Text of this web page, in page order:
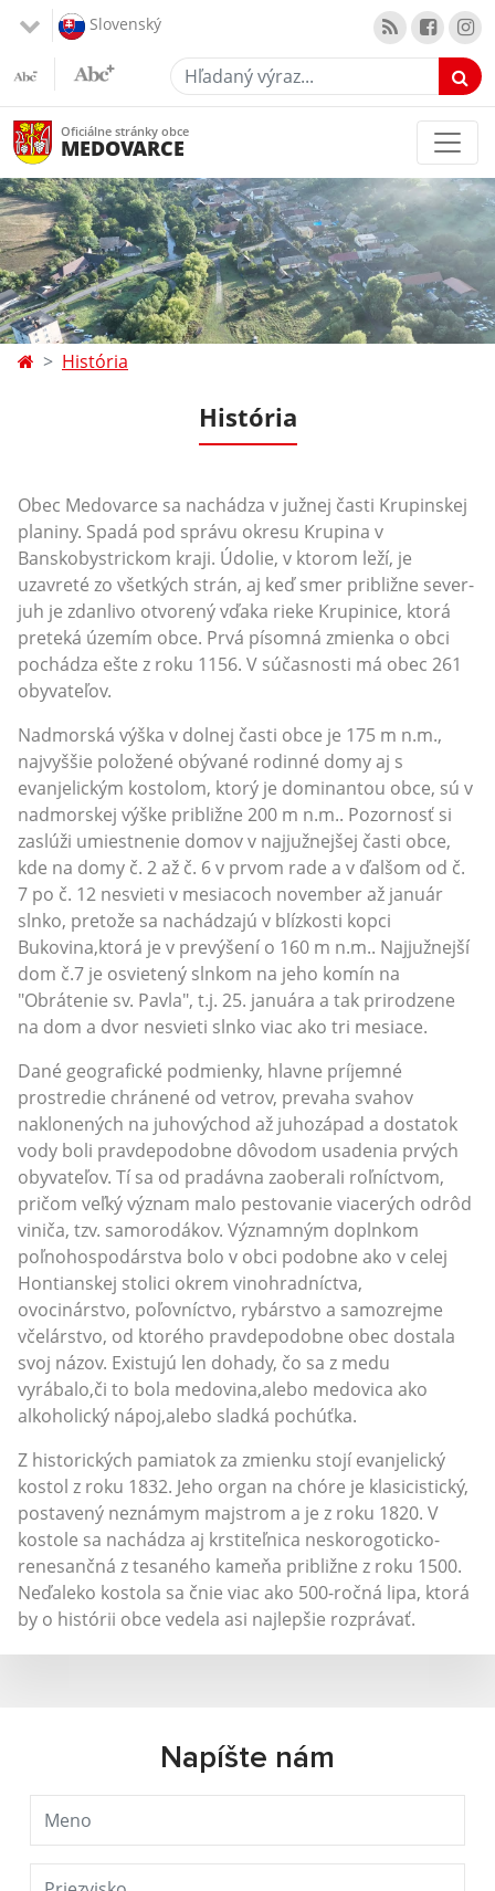
Slovenský
Hľadaný výraz...
Oficiálne stránky obce
MEDOVARCE
História
História
Obec Medovarce sa nachádza v južnej časti Krupinskej
planiny. Spadá pod správu okresu Krupina v
Banskobystrickom kraji. Údolie, v ktorom leží, je
uzavreté zo všetkých strán, aj keď smer približne sever-
juh je zdanlivo otvorený vďaka rieke Krupinice, ktorá
preteká územím obce. Prvá písomná zmienka o obci
pochádza ešte z roku 1156. V súčasnosti má obec 261
obyvateľov.
Nadmorská výška v dolnej časti obce je 175 m n.m.,
najvyššie položené obývané rodinné domy aj s
evanjelickým kostolom, ktorý je dominantou obce, sú v
nadmorskej výške približne 200 m n.m.. Pozornosť si
zaslúži umiestnenie domov v najjužnejšej časti obce,
kde na domy č. 2 až č. 6 v prvom rade a v ďalšom od č.
7 po č. 12 nesvieti v mesiacoch november až január
slnko, pretože sa nachádzajú v blízkosti kopci
Bukovina,ktorá je v prevýšení o 160 m n.m.. Najjužnejší
dom č.7 je osvietený slnkom na jeho komín na
"Obrátenie sv. Pavla", t.j. 25. januára a tak prirodzene
na dom a dvor nesvieti slnko viac ako tri mesiace.
Dané geografické podmienky, hlavne príjemné
prostredie chránené od vetrov, prevaha svahov
naklonených na juhovýchod až juhozápad a dostatok
vody boli pravdepodobne dôvodom usadenia prvých
obyvateľov. Tí sa od pradávna zaoberali roľníctvom,
pričom veľký význam malo pestovanie viacerých odrôd
viniča, tzv. samorodákov. Významným doplnkom
poľnohospodárstva bolo v obci podobne ako v celej
Hontianskej stolici okrem vinohradníctva,
ovocinárstvo, poľovníctvo, rybárstvo a samozrejme
včelárstvo, od ktorého pravdepodobne obec dostala
svoj názov. Existujú len dohady, čo sa z medu
vyrábalo,či to bola medovina,alebo medovica ako
alkoholický nápoj,alebo sladká pochúťka.
Z historických pamiatok za zmienku stojí evanjelický
kostol z roku 1832. Jeho organ na chóre je klasicistický,
postavený neznámym majstrom a je z roku 1820. V
kostole sa nachádza aj krstiteľnica neskorogoticko-
renesančná z tesaného kameňa približne z roku 1500.
Neďaleko kostola sa čnie viac ako 500-ročná lipa, ktorá
by o histórii obce vedela asi najlepšie rozprávať.
Napíšte nám